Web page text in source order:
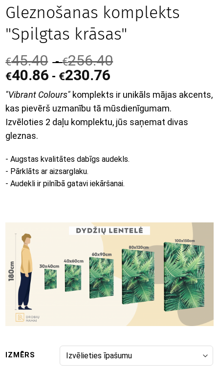
Gleznošanas komplekts
"Spilgtas krāsas"
€45.40 -€256.40
€40.86 - €230.76
"Vibrant Colours" komplekts ir unikāls mājas akcents,
kas pievērš uzmanību tā mūsdienīgumam.
Izvēloties 2 daļu komplektu, jūs saņemat divas
gleznas.
- Augstas kvalitātes dabīgs audekls.
- Pārklāts ar aizsarglaku.
- Audekli ir pilnībā gatavi iekāršanai.
IZMĒRS